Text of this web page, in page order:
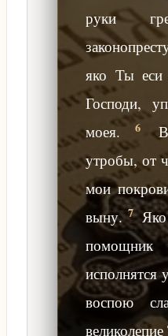
руки
яко Ты еси
Господи,
моея.
6
В
утробы, от
мои
выну.7 Яко
исполнятся
воспою